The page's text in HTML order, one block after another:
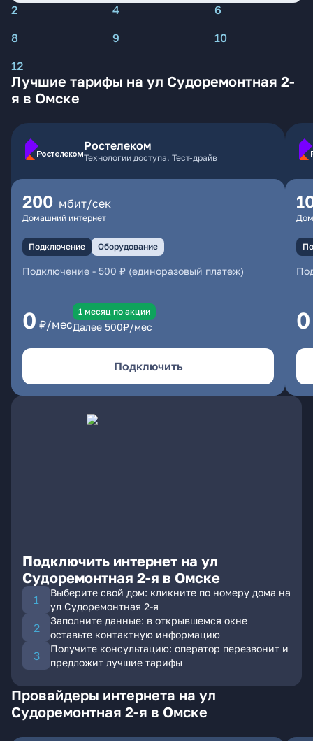
2 4
6
8
9
10
12
Лучшие тарифы на ул Судоремонтная 2-
я в Омске
Ростелеком
Технологии доступа. Тест-драйв
200 мбит/сек
Домашний интернет
Подключение Оборудование
Подключение - 500 ₽ (единоразовый платеж)
0 ₽/мес
1 месяц по акции
Далее 500₽/мес
Подключить
0
Подключить интернет на ул
Судоремонтная 2-я в Омске
Выберите свой дом: кликните по номеру дома на
ул Судоремонтная 2-я
Заполните данные: в открывшемся окне
оставьте контактную информацию
Получите консультацию: оператор перезвонит и
предложит лучшие тарифы
Провайдеры интернета на ул
Судоремонтная 2-я в Омске